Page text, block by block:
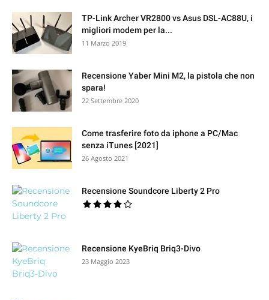
TP-Link Archer VR2800 vs Asus DSL-AC88U, i
migliori modem per la...
11 Marzo 2019
Recensione Yaber Mini M2, la pistola che non
spara!
22 Settembre 2020
Come trasferire foto da iphone a PC/Mac
senza iTunes [2021]
26 Agosto 2021
Recensione Soundcore Liberty 2 Pro
Recensione KyeBriq Briq3-Divo
23 Maggio 2023